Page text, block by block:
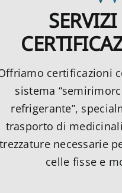
certificazioni
sistema
refrigerante”,
trasporto di
necessarie
celle fisse e